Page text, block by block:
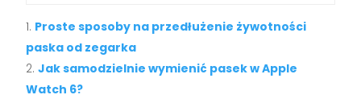
Proste sposoby na przedłużenie żywotności
paska od zegarka
Jak samodzielnie wymienić pasek w Apple
Watch 6?